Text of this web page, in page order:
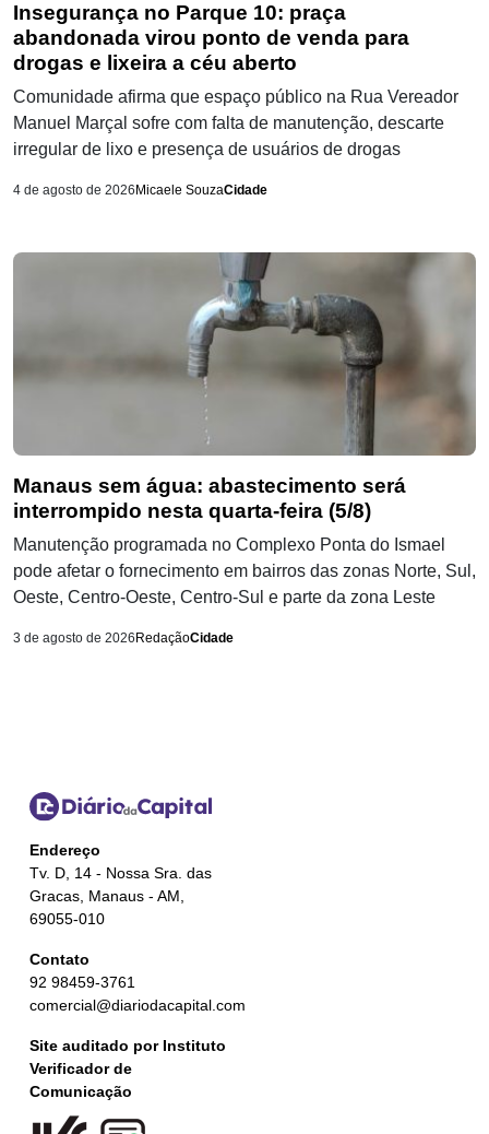
Insegurança no Parque 10: praça
abandonada virou ponto de venda para
drogas e lixeira a céu aberto
Comunidade afirma que espaço público na Rua Vereador
Manuel Marçal sofre com falta de manutenção, descarte
irregular de lixo e presença de usuários de drogas
4 de agosto de 2026 Micaele SouzaCidade
Manaus sem água: abastecimento será
interrompido nesta quarta-feira (5/8)
Manutenção programada no Complexo Ponta do Ismael
pode afetar o fornecimento em bairros das zonas Norte, Sul,
Oeste, Centro-Oeste, Centro-Sul e parte da zona Leste
3 de agosto de 2026 RedaçãoCidade
Endereço
Tv. D, 14 - Nossa Sra. das
Gracas, Manaus - AM,
69055-010
Contato
92 98459-3761
comercial@diariodacapital.com
Site auditado por Instituto
Verificador de
Comunicação